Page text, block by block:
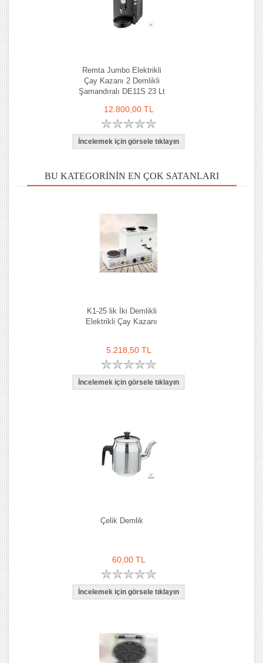
Remta Jumbo Elektrikli
Çay Kazanı 2 Demlikli
Şamandıralı DE11S 23 Lt
12.800,00 TL
BU KATEGORININ EN ÇOK SATANLARI
K1-25 lik İki Demlikli
Elektrikli Çay Kazanı
5.218,50 TL
Çelik Demlik
60,00 TL